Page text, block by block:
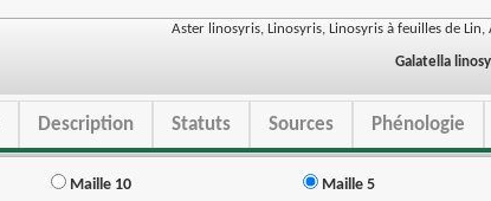
Aster linosyris, Linosyris, Linosyris à feuilles de
Galatella
Description Statuts Sources Phénologie
Maille 10 Maille 5